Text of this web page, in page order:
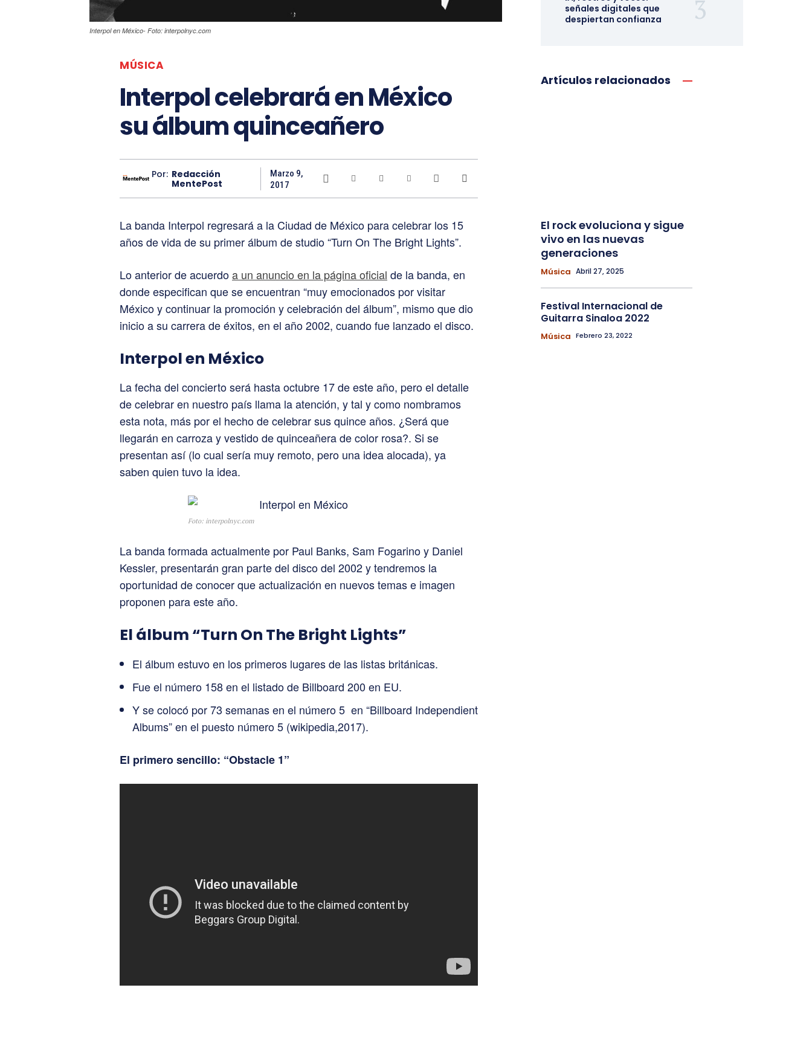
Interpol en México- Foto: interpolnyc.com
MÚSICA
Interpol celebrará en México
su álbum quinceañero
Por: Redacción
MentePost
Marzo 9,
2017
La banda Interpol regresará a la Ciudad de México para celebrar los 15
años de vida de su primer álbum de studio “Turn On The Bright Lights”.
Lo anterior de acuerdoa un anuncio en la página oficial de la banda, en
donde especifican que se encuentran “muy emocionados por visitar
México y continuar la promoción y celebración del álbum”, mismo que dio
inicio a su carrera de éxitos, en el año 2002, cuando fue lanzado el disco.
Interpol en México
La fecha del concierto será hasta octubre 17 de este año, pero el detalle
de celebrar en nuestro país llama la atención, y tal y como nombramos
esta nota, más por el hecho de celebrar sus quince años. ¿Será que
llegarán en carroza y vestido de quinceañera de color rosa?. Si se
presentan así (lo cual sería muy remoto, pero una idea alocada), ya
saben quien tuvo la idea.
Foto: interpolnyc.com
La banda formada actualmente por Paul Banks, Sam Fogarino y Daniel
Kessler, presentarán gran parte del disco del 2002 y tendremos la
oportunidad de conocer que actualización en nuevos temas e imagen
proponen para este año.
El álbum “Turn On The Bright Lights”
El álbum estuvo en los primeros lugares de las listas británicas.
Fue el número 158 en el listado de Billboard 200 en EU.
Y se colocó por 73 semanas en el número 5 en “Billboard Independient
Albums” en el puesto número 5 (wikipedia,2017).
El primero sencillo: “Obstacle 1”
señales digitales que
despiertan confianza
Artículos relacionados
El rock evoluciona y sigue
vivo en las nuevas
generaciones
Música Abril 27, 2025
Festival Internacional de
Guitarra Sinaloa 2022
Música Febrero 23, 2022